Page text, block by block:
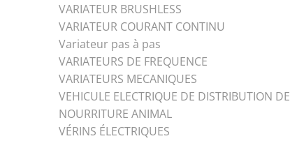
VARIATEUR BRUSHLESS
VARIATEUR COURANT CONTINU
Variateur pas à pas
VARIATEURS DE FREQUENCE
VARIATEURS MECANIQUES
VEHICULE ELECTRIQUE DE DISTRIBUTION DE
NOURRITURE ANIMAL
VÉRINS ÉLECTRIQUES